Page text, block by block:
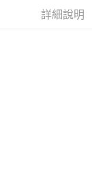
３．未成年的使用
時審查核予不同之
５．嚴禁一人註冊
恩沛科技股份有限
宅配(本島)
付款後寶雅門市
每筆NT$80，滿
詳細說明